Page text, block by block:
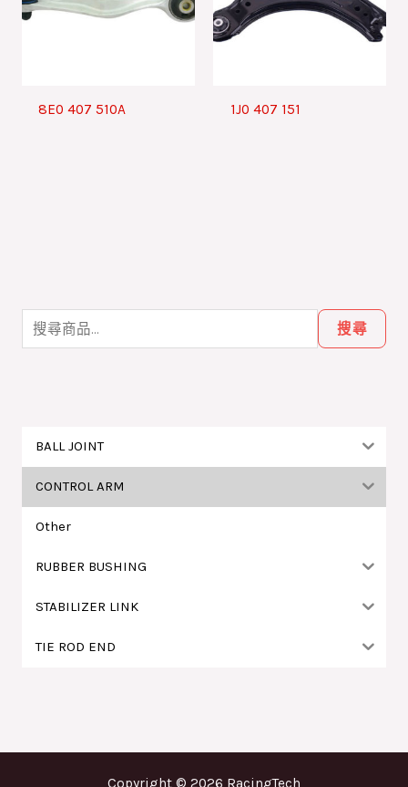
尋
關
搜尋
BALL JOINT
CONTROL ARM
Other
RUBBER BUSHING
STABILIZER LINK
TIE ROD END
8E0 407 510A 1J0 407 151
Copyright © 2026 RacingTech